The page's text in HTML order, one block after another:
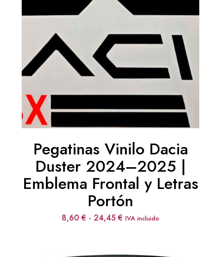
Pegatinas Vinilo Dacia
Duster 2024–2025 |
Emblema Frontal y Letras
Portón
8,60 € - 24,45 € Rango
desde
IVA incluido